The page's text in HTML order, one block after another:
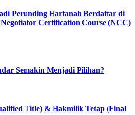
Perunding Hartanah Berdaftar di
Certification Course (NCC)
Semakin Menjadi Pilihan?
Title) & Hakmilik Tetap (Final